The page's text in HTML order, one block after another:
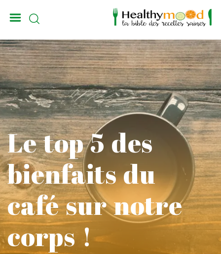
Le top 5 des
bienfaits du
café sur notre
corps !